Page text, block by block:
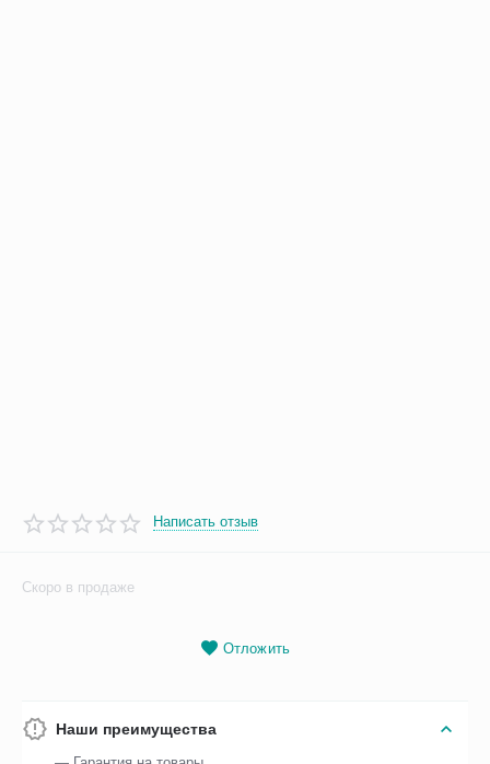
Написать отзыв
Скоро в продаже
Отложить
Наши преимущества